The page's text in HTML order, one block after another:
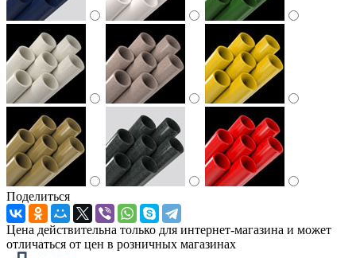
Поделиться
Цена действительна только для интернет-магазина и может
отличаться от цен в розничных магазинах